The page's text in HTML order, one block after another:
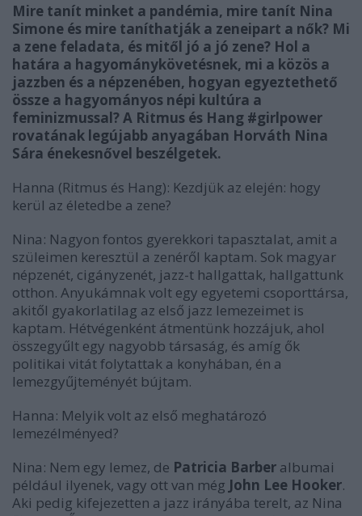
Mire tanít minket a pandémia, mire tanít Nina
Simone és mire taníthatják a zeneipart a nők? Mi
a zene feladata, és mitől jó a jó zene? Hol a
határa a hagyománykövetésnek, mi a közös a
jazzben és a népzenében, hogyan egyeztethető
össze a hagyományos népi kultúra a
feminizmussal?A Ritmus és Hang #girlpower
rovatának legújabb anyagában Horváth Nina
Sára énekesnővel beszélgetek.
Hanna (Ritmus és Hang): Kezdjük az elején: hogy
kerül az életedbe a zene?
Nina: Nagyon fontos gyerekkori tapasztalat, amit a
szüleimen keresztül a zenéről kaptam. Sok magyar
népzenét, cigányzenét, jazz-t hallgattak, hallgattunk
otthon. Anyukámnak volt egy egyetemi csoporttársa,
akitől gyakorlatilag az első jazz lemezeimet is
kaptam. Hétvégenként átmentünk hozzájuk, ahol
összegyűlt egy nagyobb társaság, és amíg ők
politikai vitát folytattak a konyhában, én a
lemezgyűjteményét bújtam.
Hanna: Melyik volt az első meghatározó
lemezélményed?
Nina: Nem egy lemez, de Patricia Barber albumai
például ilyenek, vagy ott van még John Lee Hooker.
Aki pedig kifejezetten a jazz irányába terelt, az Nina